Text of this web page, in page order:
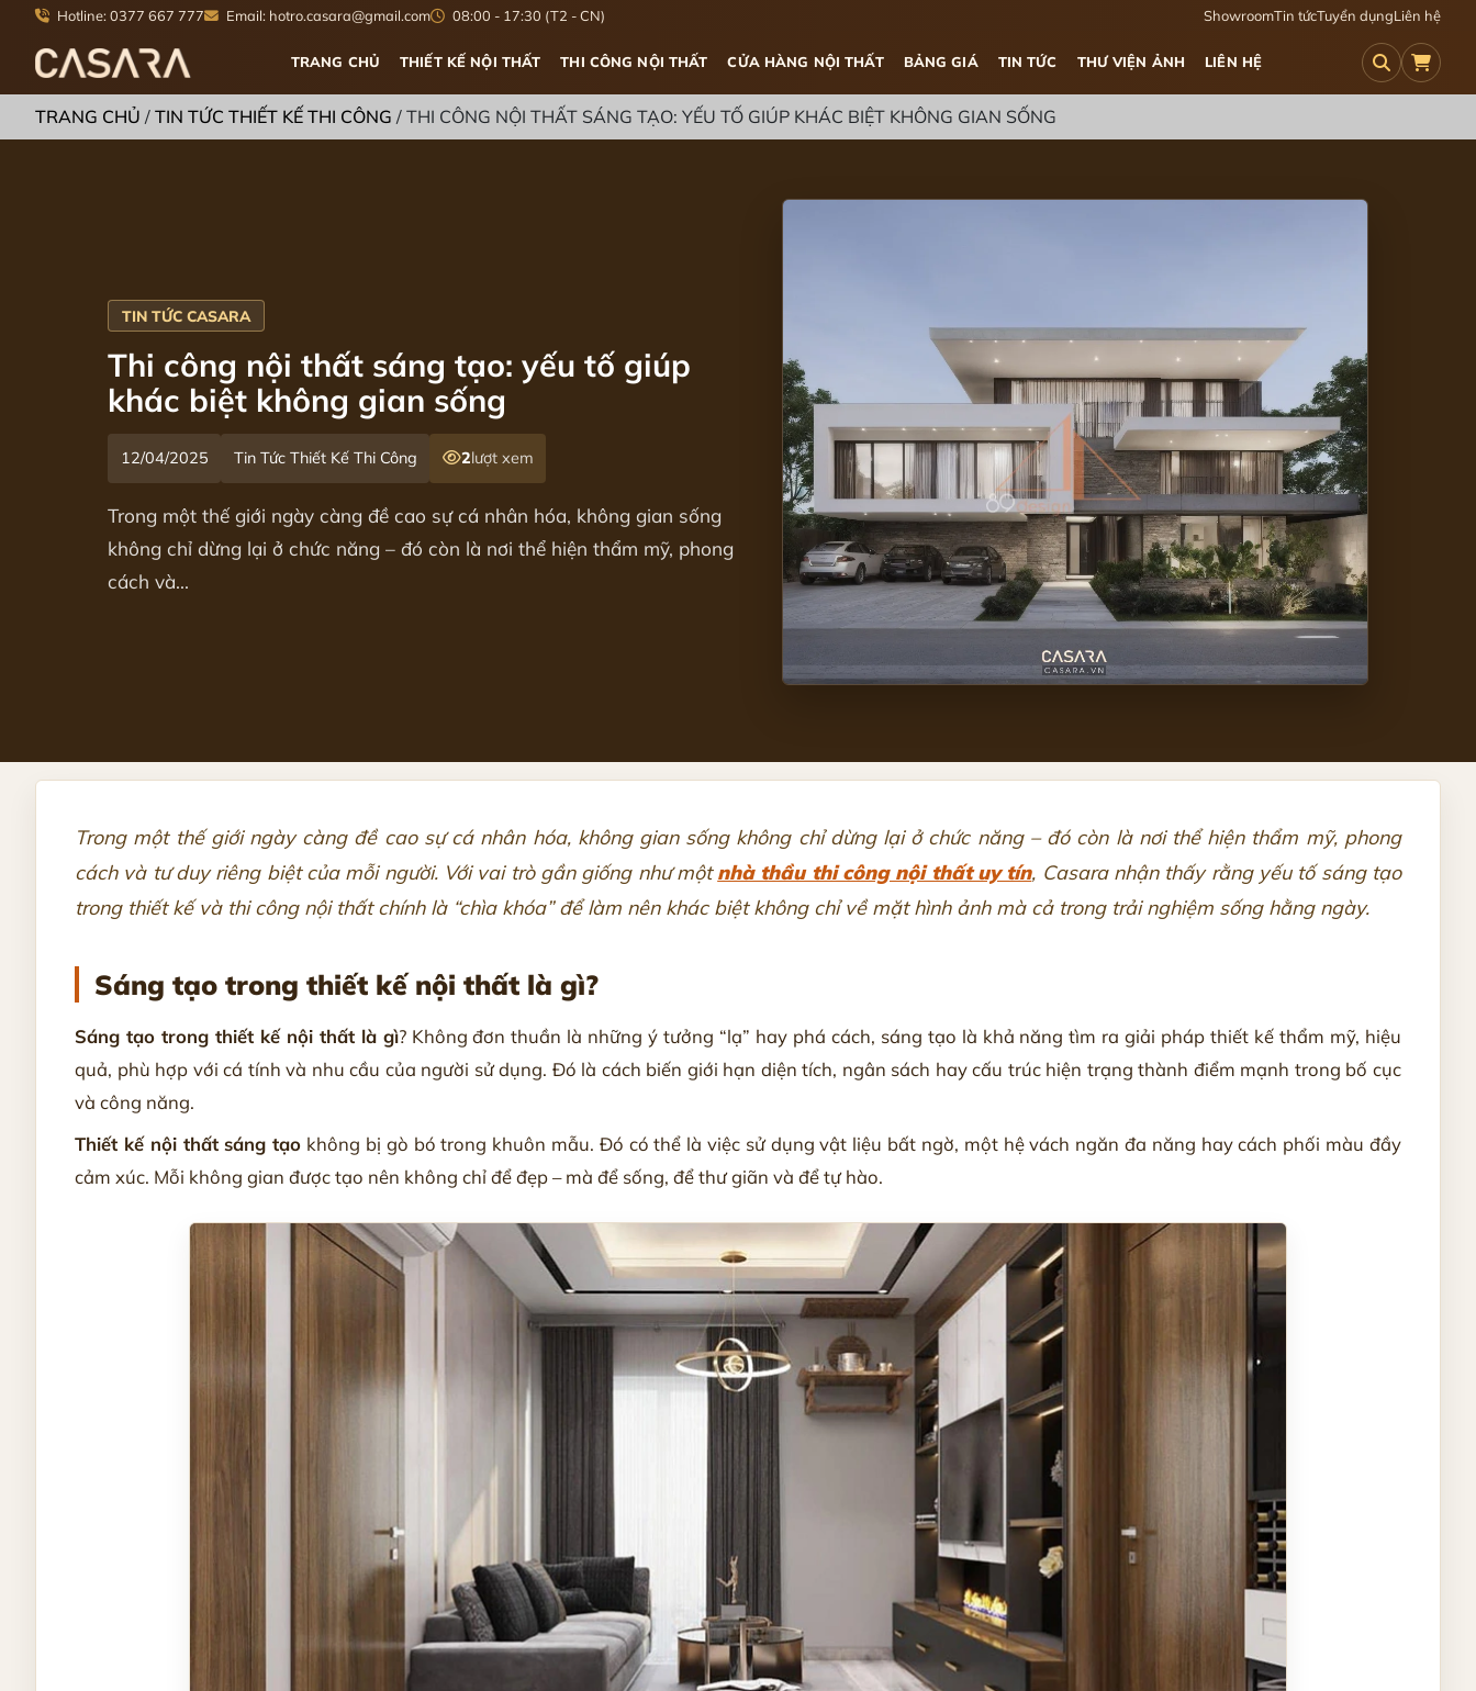
Hotline: 0377 667 777 Email: hotro.casara@gmail.com 08:00 - 17:30 (T2 - CN) ShowroomTin tứcTuyển dụngLiên hệ
TRANG CHỦ THIẾT KẾ NỘI THẤT THI CÔNG NỘI THẤT CỬA HÀNG NỘI THẤT BẢNG GIÁ TIN TỨC THƯ VIỆN ẢNH LIÊN HỆ
TRANG CHỦ / TIN TỨC THIẾT KẾ THI CÔNG / THI CÔNG NỘI THẤT SÁNG TẠO: YẾU TỐ GIÚP KHÁC BIỆT KHÔNG GIAN SỐNG
Thi công nội thất sáng tạo: yếu tố giúp
khác biệt không gian sống
12/04/2025 Tin Tức Thiết Kế Thi Công 2lượt xem
Trong một thế giới ngày càng đề cao sự cá nhân hóa, không gian sống
không chỉ dừng lại ở chức năng – đó còn là nơi thể hiện thẩm mỹ, phong
cách và...
Trong một thế giới ngày càng đề cao sự cá nhân hóa, không gian sống không chỉ dừng lại ở chức năng – đó còn là nơi thể hiện thẩm mỹ, phong
cách và tư duy riêng biệt của mỗi người. Với vai trò gần giống như mộtnhà thầu thi công nội thất uy tín, Casara nhận thấy rằng yếu tố sáng tạo
trong thiết kế và thi công nội thất chính là “chìa khóa” để làm nên khác biệt không chỉ về mặt hình ảnh mà cả trong trải nghiệm sống hằng ngày.
Sáng tạo trong thiết kế nội thất là gì?
Sáng tạo trong thiết kế nội thất là gì? Không đơn thuần là những ý tưởng “lạ” hay phá cách, sáng tạo là khả năng tìm ra giải pháp thiết kế thẩm mỹ, hiệu
quả, phù hợp với cá tính và nhu cầu của người sử dụng. Đó là cách biến giới hạn diện tích, ngân sách hay cấu trúc hiện trạng thành điểm mạnh trong bố cục
và công năng.
Thiết kế nội thất sáng tạo không bị gò bó trong khuôn mẫu. Đó có thể là việc sử dụng vật liệu bất ngờ, một hệ vách ngăn đa năng hay cách phối màu đầy
cảm xúc. Mỗi không gian được tạo nên không chỉ để đẹp – mà để sống, để thư giãn và để tự hào.